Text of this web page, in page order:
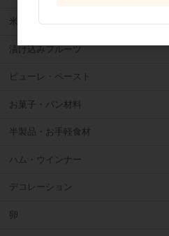
米粉
漬け込みフルーツ
ピューレ・ペースト
お菓子・パン材料
半製品・お手軽食材
ハム・ウインナー
デコレーション
卵